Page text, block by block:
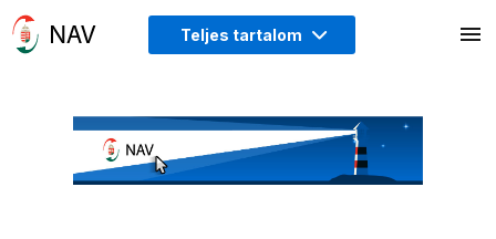
Teljes tartalom